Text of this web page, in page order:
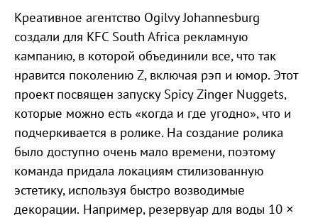
Креативное агентство Ogilvy Johannesburg
создали для KFC South Africa рекламную
кампанию, в которой объединили все, что так
нравится поколению Z, включая рэп и юмор. Этот
проект посвящен запуску Spicy Zinger Nuggets,
которые можно есть «когда и где угодно», что и
подчеркивается в ролике. На создание ролика
было доступно очень мало времени, поэтому
команда придала локациям стилизованную
эстетику, используя быстро возводимые
декорации. Например, резервуар для воды 10 ×